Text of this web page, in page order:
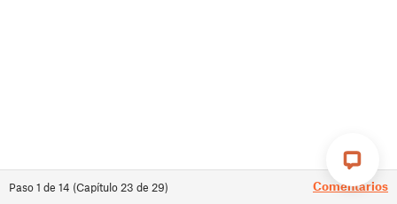
Paso1 de 14 (Capítulo 23 de 29) Comentarios